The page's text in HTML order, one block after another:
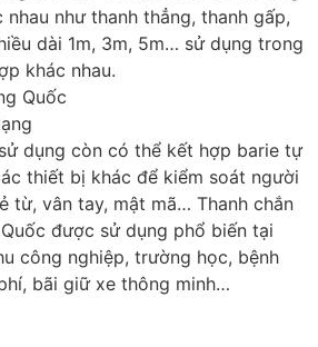
nhau như thanh thẳng, thanh gấp,
dài 1m, 3m, 5m… sử dụng trong
khác nhau.
dụng còn có thể kết hợp barie tự
thiết bị khác để kiểm soát người
từ, vân tay, mật mã… Thanh chắn
được sử dụng phổ biến tại
công nghiệp, trường học, bệnh
bãi giữ xe thông minh…